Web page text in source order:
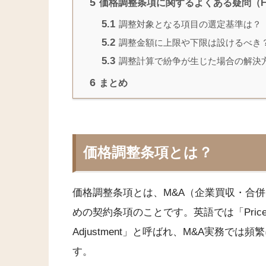
5 価格調整条項に関するよくある疑問（
5.1 調整対象となる項目の選定基準は？
5.2 調整金額に上限や下限は設けるべき
5.3 調整計算で紛争が生じた場合の解決
6 まとめ
価格調整条項とは？
価格調整条項とは、M&A（企業買収・合
めの契約条項のことです。英語では「
Adjustment」と呼ばれ、M&A実務では頻
す。